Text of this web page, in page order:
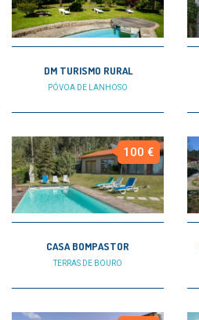
DM TURISMO RURAL
PÓVOA DE LANHOSO
100 €
CASA BOMPASTOR
TERRAS DE BOURO